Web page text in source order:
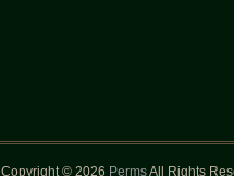
Copyright © 2026 PermsAll Rights